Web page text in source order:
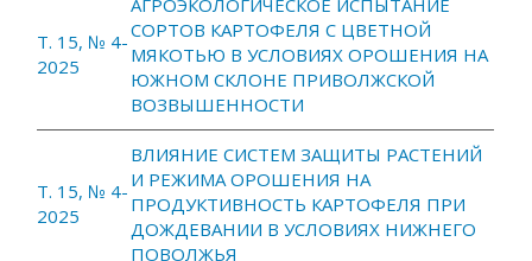
Т. 15, № 4-
2025
АГРОЭКОЛОГИЧЕСКОЕ ИСПЫТАНИЕ
СОРТОВ КАРТОФЕЛЯ С ЦВЕТНОЙ
МЯКОТЬЮ В УСЛОВИЯХ ОРОШЕНИЯ НА
ЮЖНОМ СКЛОНЕ ПРИВОЛЖСКОЙ
ВОЗВЫШЕННОСТИ
Т. 15, № 4-
2025
ВЛИЯНИЕ СИСТЕМ ЗАЩИТЫ РАСТЕНИЙ
И РЕЖИМА ОРОШЕНИЯ НА
ПРОДУКТИВНОСТЬ КАРТОФЕЛЯ ПРИ
ДОЖДЕВАНИИ В УСЛОВИЯХ НИЖНЕГО
ПОВОЛЖЬЯ